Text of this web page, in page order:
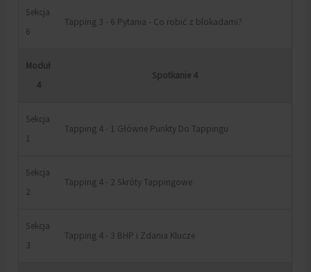
Sekcja
6
Tapping 3 - 6 Pytania - Co robić z blokadami?
Moduł
4
Spotkanie 4
Sekcja
1
Tapping 4 - 1 Główne Punkty Do Tappingu
Sekcja
2
Tapping 4 - 2 Skróty Tappingowe
Sekcja
3
Tapping 4 - 3 BHP i Zdania Klucze